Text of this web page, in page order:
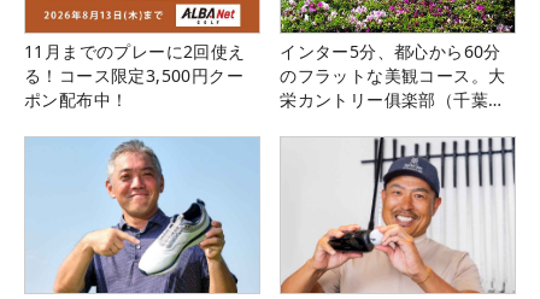
11月までのプレーに2回使え
る！コース限定3,500円クー
ポン配布中！
インター5分、都心から60分
のフラットな美観コース。大
栄カントリー俱楽部（千葉